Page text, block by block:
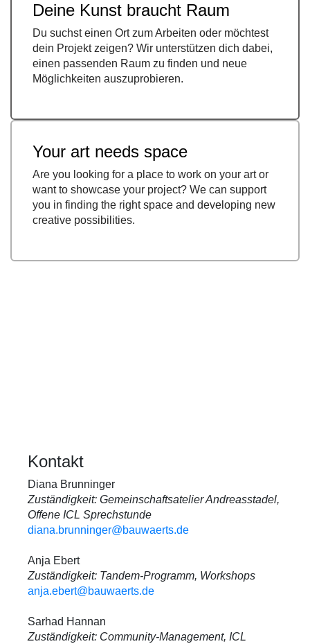
Deine Kunst braucht Raum
Du suchst einen Ort zum Arbeiten oder möchtest
dein Projekt zeigen? Wir unterstützen dich dabei,
einen passenden Raum zu finden und neue
Möglichkeiten auszuprobieren.
Your art needs space
Are you looking for a place to work on your art or
want to showcase your project? We can support
you in finding the right space and developing new
creative possibilities.
Kontakt
Diana Brunninger
Zuständigkeit: Gemeinschaftsatelier Andreasstadel,
Offene ICL Sprechstunde
diana.brunninger@bauwaerts.de
Anja Ebert
Zuständigkeit: Tandem-Programm, Workshops
anja.ebert@bauwaerts.de
Sarhad Hannan
Zuständigkeit: Community-Management, ICL